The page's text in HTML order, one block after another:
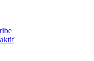
Semakin